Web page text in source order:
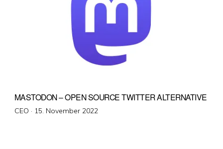
MASTODON – OPEN SOURCE TWITTER ALTERNATIVE
CEO · Veröffentlicht
15. November 2022